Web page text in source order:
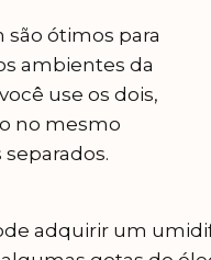
são ótimos para
ambientes da
use os dois,
no mesmo
adquirir um